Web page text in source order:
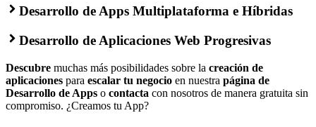
Desarrollo de Apps Multiplataforma e Híbridas
Desarrollo de Aplicaciones Web Progresivas
Descubre muchas más posibilidades sobre la creación de
aplicaciones para escalar tu negocio en nuestra página de
Desarrollo de Apps o contacta con nosotros de manera gratuita sin
compromiso. ¿Creamos tu App?